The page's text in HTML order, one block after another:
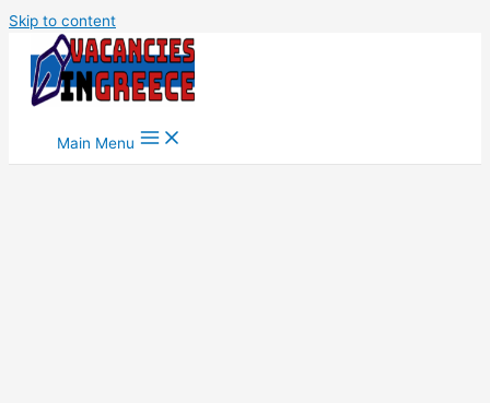
Skip to content
Main Menu